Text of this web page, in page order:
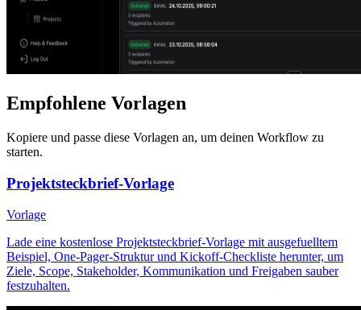
Empfohlene Vorlagen
Kopiere und passe diese Vorlagen an, um deinen Workflow zu
starten.
Projektsteckbrief-Vorlage
Vorlage
Lade eine kostenlose Projektsteckbrief-Vorlage mit ausgefuelltem
Beispiel, One-Pager-Struktur und Kickoff-Checkliste herunter, um
Ziele, Scope, Stakeholder, Kommunikation und Freigaben sauber
festzuhalten.